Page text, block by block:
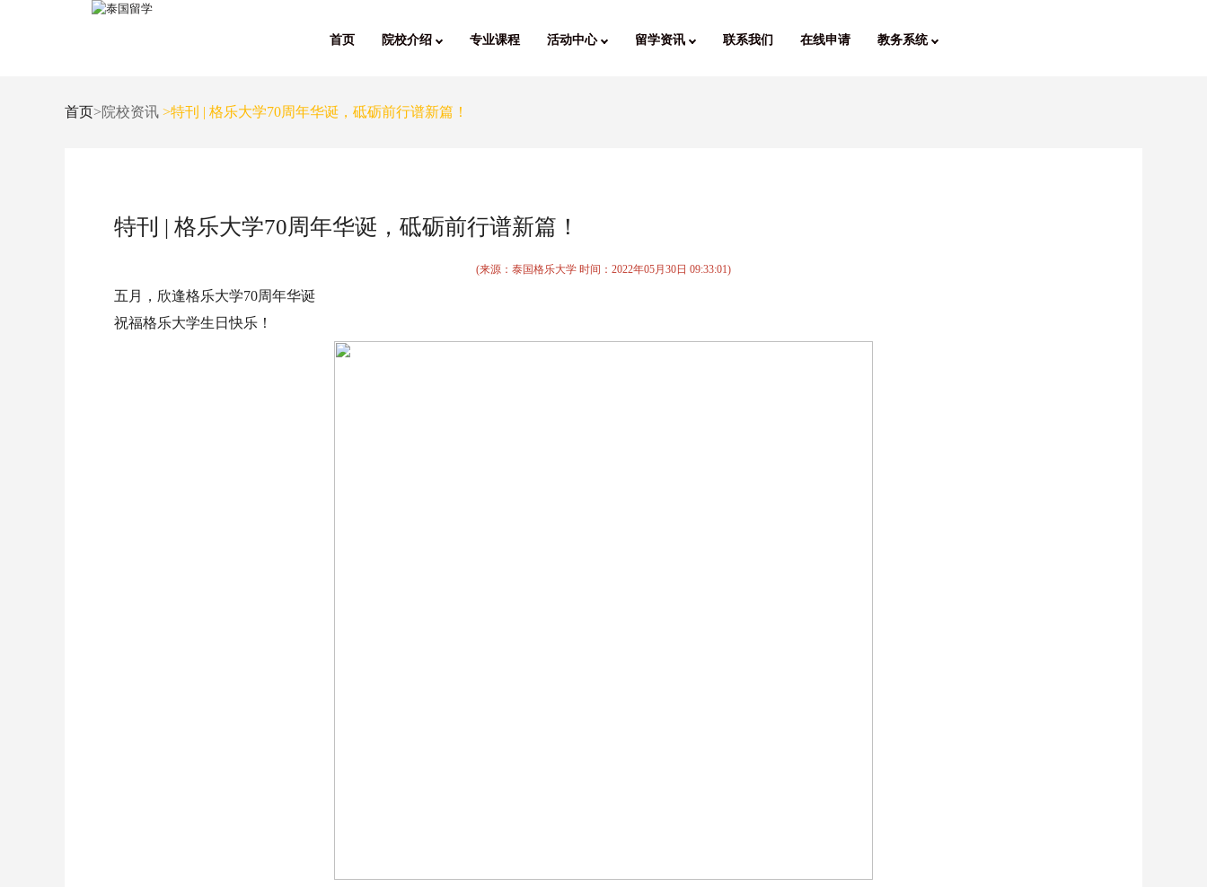
首页 院校介绍 专业课程 活动中心 留学资讯 联系我们 在线申请 教务系统
首页>院校资讯 >特刊 | 格乐大学70周年华诞，砥砺前行谱新篇！
特刊 | 格乐大学70周年华诞，砥砺前行谱新篇！
(来源：泰国格乐大学 时间： 2022年05月30日 09:33:01)
五月，欣逢格乐大学70周年华诞
祝福格乐大学生日快乐！